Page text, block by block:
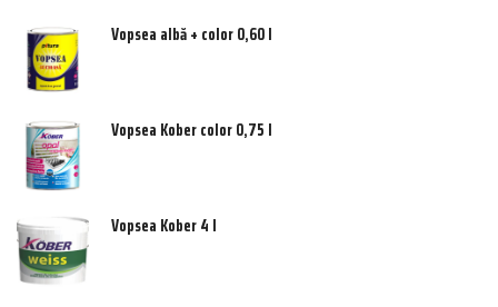
Vopsea albă + color 0,60 l
Vopsea Kober color 0,75 l
Vopsea Kober 4 l